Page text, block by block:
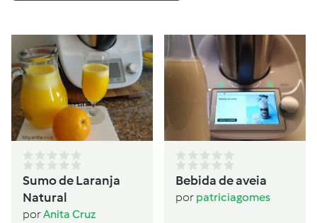
Sumo de Laranja
Natural
porAnita Cruz
Bebida de aveia
por patriciagomes